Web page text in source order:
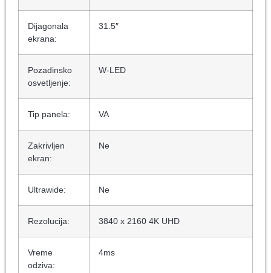
Dijagonala
ekrana:
31.5″
Pozadinsko
osvetljenje:
W-LED
Tip panela: VA
Zakrivljen
ekran:
Ne
Ultrawide: Ne
Rezolucija: 3840 x 2160 4K UHD
Vreme
odziva:
4ms